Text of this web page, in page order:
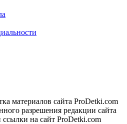
материалов сайта ProDetki.com
разрешения редакции сайта
на сайт ProDetki.com